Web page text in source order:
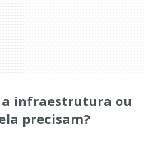
a infraestrutura ou
precisam?